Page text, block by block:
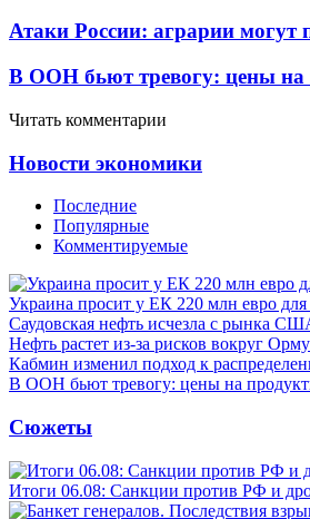
Атаки России: аграрии могут
В ООН бьют тревогу: цены на
Читать комментарии
Новости экономики
Последние
Популярные
Комментируемые
Украина просит у ЕК 220 млн евро
Саудовская нефть исчезла с рынка
Нефть растет из-за рисков вокруг
Кабмин изменил подход к
В ООН бьют тревогу: цены на
Сюжеты
Итоги 06.08: Санкции против РФ и